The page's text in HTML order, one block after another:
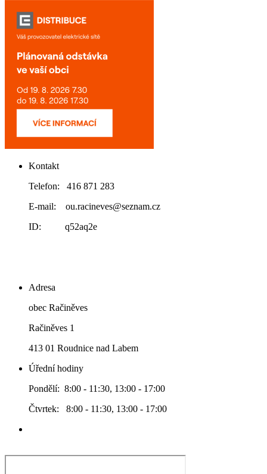
Kontakt
Telefon: 416 871 283
E-mail: ou.racineves@seznam.cz
ID: q52aq2e
Adresa
obec Račiněves
Račiněves 1
413 01 Roudnice nad Labem
Úřední hodiny
Pondělí: 8:00 - 11:30, 13:00 - 17:00
Čtvrtek: 8:00 - 11:30, 13:00 - 17:00